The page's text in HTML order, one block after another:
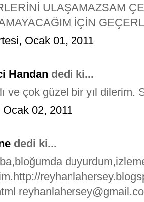
ULAŞAMAZSAM
İÇİN
Ocak 01, 2011
Handan dedi ki...
ve çok güzel bir yıl dilerim.
Ocak 02, 2011
dedi ki...